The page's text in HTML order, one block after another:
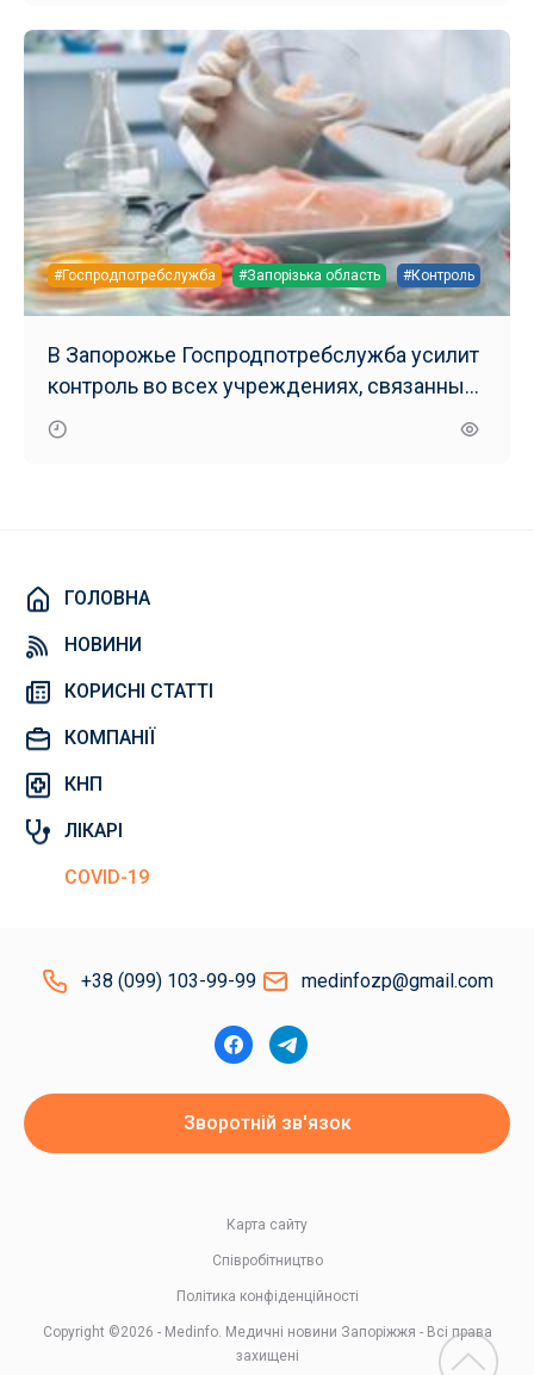
#Госпродпотребслужба #Запорізька область #Контроль
В Запорожье Госпродпотребслужба усилит
контроль во всех учреждениях, связанных
с пищевой продукцией
ГОЛОВНА
НОВИНИ
КОРИСНІ СТАТТІ
КОМПАНІЇ
КНП
ЛІКАРІ
COVID-19
+38 (099) 103-99-99 medinfozp@gmail.com
Зворотній зв'язок
Copyright ©2026 - Medinfo. Медичні новини Запоріжжя - Всі права
захищені
Політика конфіденційності
Співробітництво
Карта сайту